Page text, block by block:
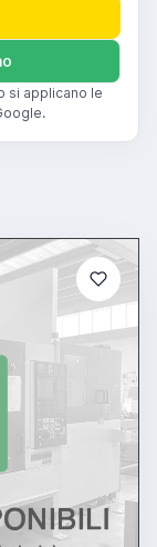
si applicano le